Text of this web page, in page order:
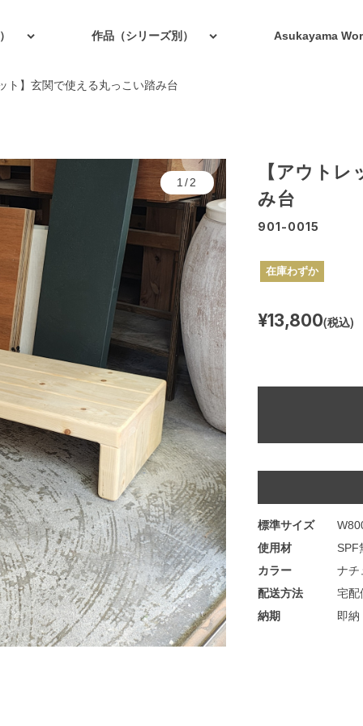
作品（シリーズ別） Asukayama
ト】玄関で使える丸っこい踏み台
1/2
【アウト
み台
901-0015
在庫わずか
¥13,800(税込)
標準サイズ
使用材
SPF
カラー
ナチ
配送方法
宅
納期
即納